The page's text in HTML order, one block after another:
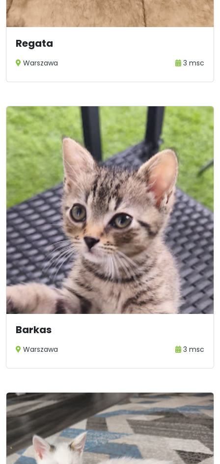
Regata
Warszawa 3 msc
Barkas
Warszawa 3 msc